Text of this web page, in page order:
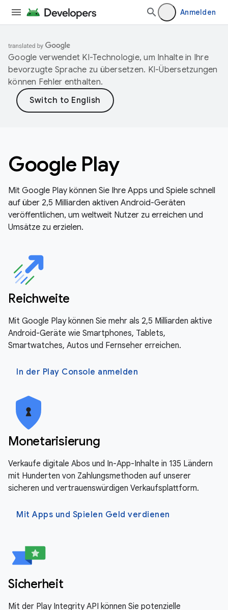
Anmelden
Google verwendet KI-Technologie, um Inhalte in Ihre
bevorzugte Sprache zu übersetzen. KI-Übersetzungen
können Fehler enthalten.
Google Play
Mit Google Play können Sie Ihre Apps und Spiele schnell
auf über 2,5 Milliarden aktiven Android-Geräten
veröffentlichen, um weltweit Nutzer zu erreichen und
Umsätze zu erzielen.
Reichweite
Mit Google Play können Sie mehr als 2,5 Milliarden aktive
Android-Geräte wie Smartphones, Tablets,
Smartwatches, Autos und Fernseher erreichen.
In der Play Console anmelden
Monetarisierung
Verkaufe digitale Abos und In-App-Inhalte in 135 Ländern
mit Hunderten von Zahlungsmethoden auf unserer
sicheren und vertrauenswürdigen Verkaufsplattform.
Mit Apps und Spielen Geld verdienen
Sicherheit
Mit der Play Integrity API können Sie potenzielle